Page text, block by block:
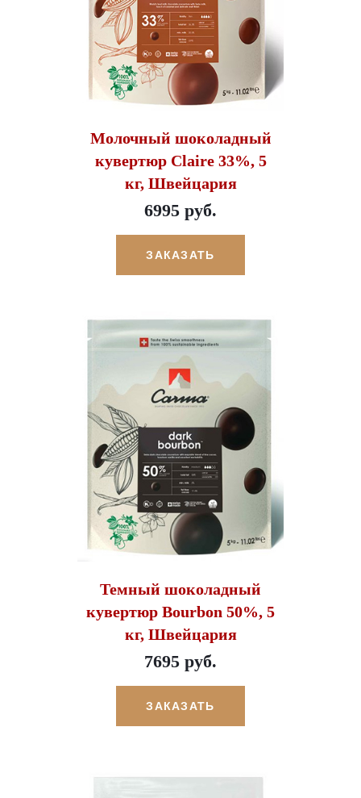
Молочный шоколадный
кувертюр Claire 33%, 5
кг, Швейцария
6995 руб.
ЗАКАЗАТЬ
Темный шоколадный
кувертюр Bourbon 50%, 5
кг, Швейцария
7695 руб.
ЗАКАЗАТЬ